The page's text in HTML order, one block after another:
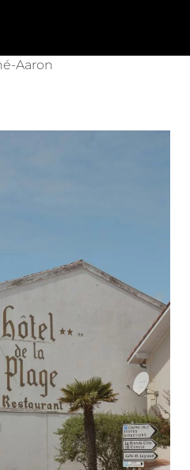
Aaron